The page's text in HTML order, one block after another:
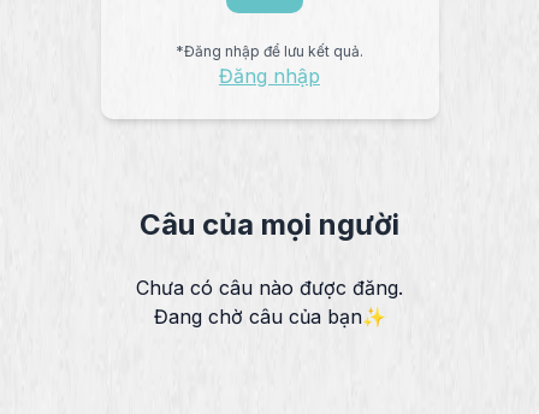
*Đăng nhập để lưu kết quả.
Đăng nhập
Câu của mọi người
Chưa có câu nào được đăng.
Đang chờ câu của bạn✨